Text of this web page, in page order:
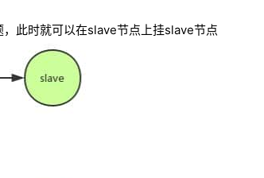
此时就可以在slave节点上挂slave节点